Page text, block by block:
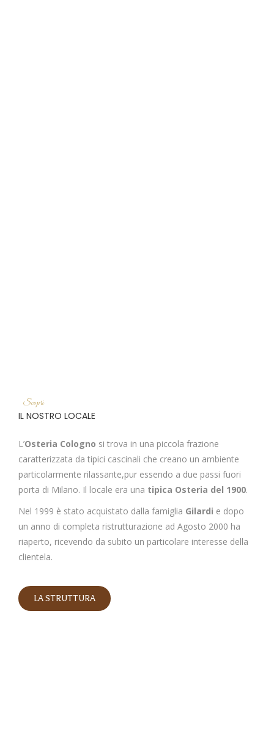
Scopri
IL NOSTRO LOCALE
L’Osteria Cologno si trova in una piccola frazione
caratterizzata da tipici cascinali che creano un ambiente
particolarmente rilassante,pur essendo a due passi fuori
porta di Milano. Il locale era una tipica Osteria del 1900.
Nel 1999 è stato acquistato dalla famiglia Gilardi e dopo
un anno di completa ristrutturazione ad Agosto 2000 ha
riaperto, ricevendo da subito un particolare interesse della
clientela.
LA STRUTTURA